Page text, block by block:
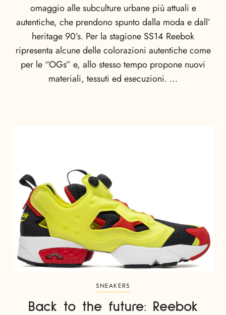
omaggio alle subculture urbane più attuali e
autentiche, che prendono spunto dalla moda e dall’
heritage 90’s. Per la stagione SS14 Reebok
ripresenta alcune delle colorazioni autentiche come
per le “OGs” e, allo stesso tempo propone nuovi
materiali, tessuti ed esecuzioni. …
SNEAKERS
Back to the future: Reebok